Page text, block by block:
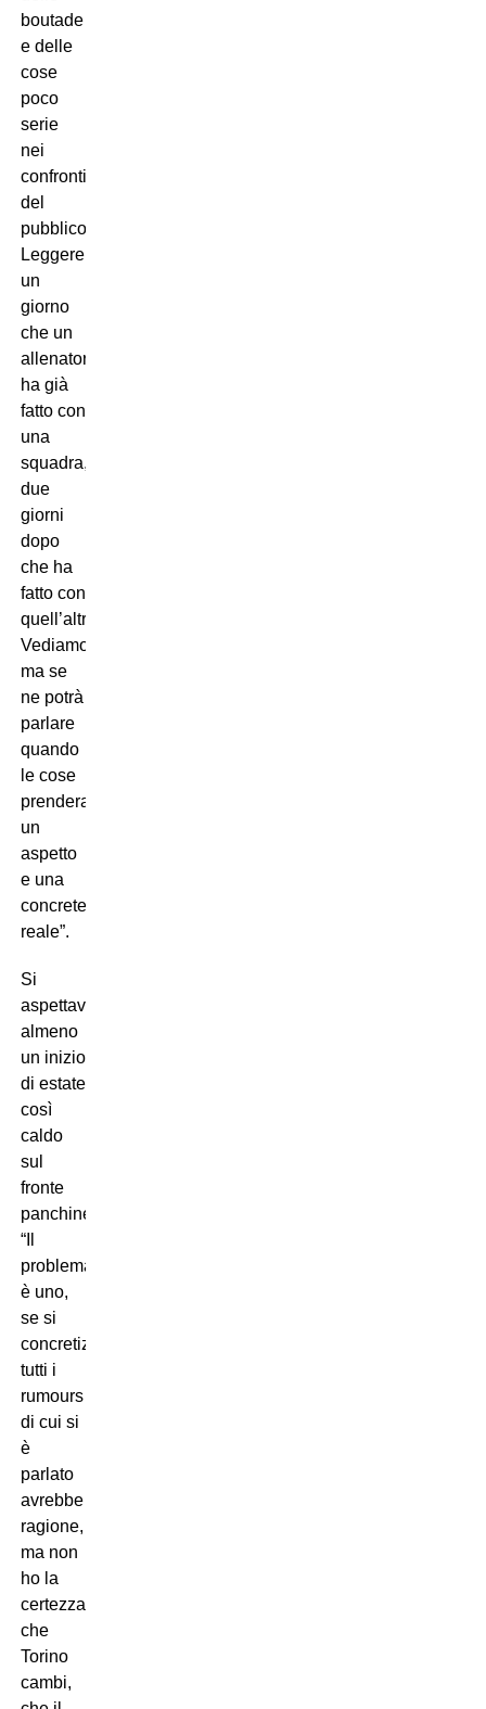
boutade
e delle
cose
poco
serie
nei
confronti
del
pubblico.
Leggere
un
giorno
che un
allenatore
ha già
fatto con
una
squadra,
due
giorni
dopo
che ha
fatto con
quell’altra…
Vediamo,
ma se
ne potrà
parlare
quando
le cose
prenderanno
un
aspetto
e una
concretezza
reale”.
Si
aspettava
almeno
un inizio
di estate
così
caldo
sul
fronte
panchine?
“Il
problema
è uno,
se si
concretizzano
tutti i
rumours
di cui si
è
parlato
avrebbe
ragione,
ma non
ho la
certezza
che
Torino
cambi,